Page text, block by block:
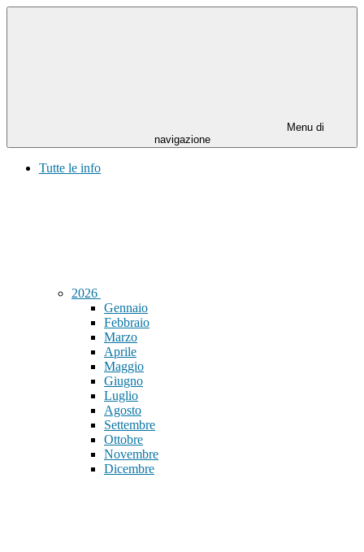
Menu di
navigazione
Tutte le info
2026
Gennaio
Febbraio
Marzo
Aprile
Maggio
Giugno
Luglio
Agosto
Settembre
Ottobre
Novembre
Dicembre